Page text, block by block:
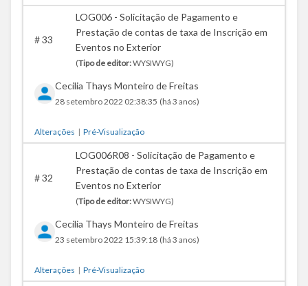
#33
LOG006 - Solicitação de Pagamento e
Prestação de contas de taxa de Inscrição em
Eventos no Exterior
(Tipo de editor:WYSIWYG)
Cecilia Thays Monteiro de Freitas
28 setembro 2022 02:38:35 (há 3 anos)
Alterações | Pré-Visualização
#32
LOG006R08 - Solicitação de Pagamento e
Prestação de contas de taxa de Inscrição em
Eventos no Exterior
(Tipo de editor:WYSIWYG)
Cecilia Thays Monteiro de Freitas
23 setembro 2022 15:39:18 (há 3 anos)
Alterações | Pré-Visualização